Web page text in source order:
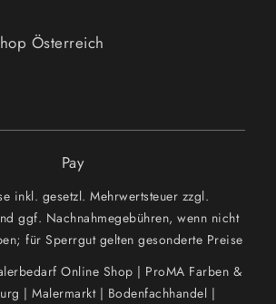
Österreich
Pay
inkl. gesetzl. Mehrwertsteuer zzgl.
ggf. Nachnahmegebühren, wenn nicht
für Sperrgut gelten gesonderte Preise
Online Shop | ProMA Farben &
| Malermarkt | Bodenfachhandel |